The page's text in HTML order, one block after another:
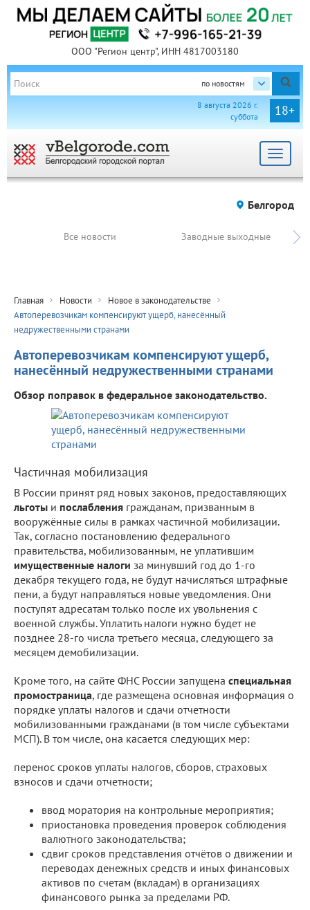
ООО "Регион центр", ИНН 4817003180
по новостям
18+
8 августа 2026 г.
суббота
Toggle
Белгород
Все новости Заводные выходные
Главная Новости
Новое в законодательстве
Автоперевозчикам компенсируют ущерб, нанесённый
недружественными странами
Автоперевозчикам компенсируют ущерб,
нанесённый недружественными странами
Обзор поправок в федеральное законодательство.
Частичная мобилизация
В России принят ряд новых законов, предоставляющих
льготы и послабления гражданам, призванным в
вооружённые силы в рамках частичной мобилизации.
Так, согласно постановлению федерального
правительства, мобилизованным, не уплатившим
имущественные налоги за минувший год до 1-го
декабря текущего года, не будут начисляться штрафные
пени, а будут направляться новые уведомления. Они
поступят адресатам только после их увольнения с
военной службы. Уплатить налоги нужно будет не
позднее 28-го числа третьего месяца, следующего за
месяцем демобилизации.
Кроме того, на сайте ФНС России запущена специальная
промостраница, где размещена основная информация о
порядке уплаты налогов и сдачи отчетности
мобилизованными гражданами (в том числе субъектами
МСП). В том числе, она касается следующих мер:
перенос сроков уплаты налогов, сборов, страховых
взносов и сдачи отчетности;
ввод моратория на контрольные мероприятия;
приостановка проведения проверок соблюдения
валютного законодательства;
сдвиг сроков представления отчётов о движении и
переводах денежных средств и иных финансовых
активов по счетам (вкладам) в организациях
финансового рынка за пределами РФ.